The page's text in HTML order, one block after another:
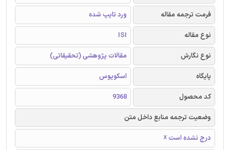
فرمت ترجمه مقاله
ورد تایپ شده
نوع مقاله
ISI
نوع نگارش
مقالات پژوهشی (تحقیقاتی)
پایگاه
اسکوپوس
کد محصول
9368
وضعیت ترجمه منابع داخل متن
درج نشده است ☓